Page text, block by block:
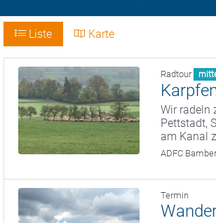
Liste Karte
Radtour
Wir radeln
Pettstadt,
am Kanal
ADFC
Termin